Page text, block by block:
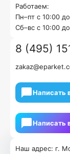
Наш адрес: г.
Работаем:
Пн–пт с 10:00
Cб–вс с 10:00
8 (495)
Написать
Написать